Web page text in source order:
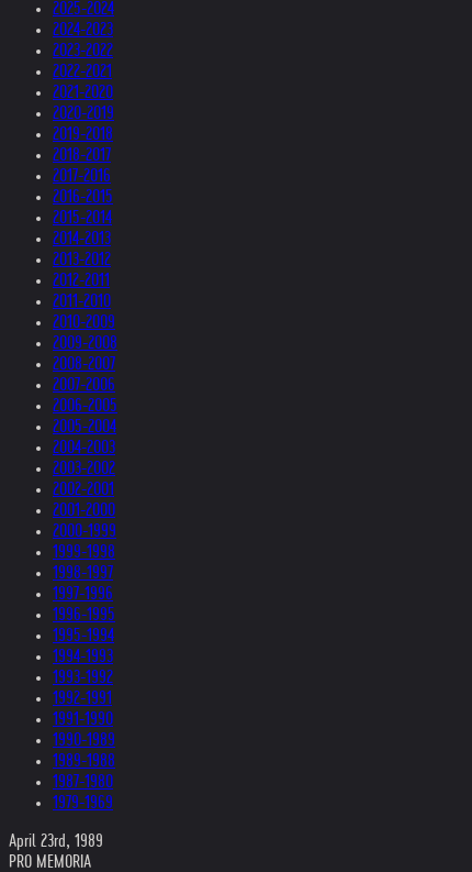
2025-2024
2024-2023
2023-2022
2022-2021
2021-2020
2020-2019
2019-2018
2018-2017
2017-2016
2016-2015
2015-2014
2014-2013
2013-2012
2012-2011
2011-2010
2010-2009
2009-2008
2008-2007
2007-2006
2006-2005
2005-2004
2004-2003
2003-2002
2002-2001
2001-2000
2000-1999
1999-1998
1998-1997
1997-1996
1996-1995
1995-1994
1994-1993
1993-1992
1992-1991
1991-1990
1990-1989
1989-1988
1987-1980
1979-1969
April 23rd, 1989
PRO MEMORIA